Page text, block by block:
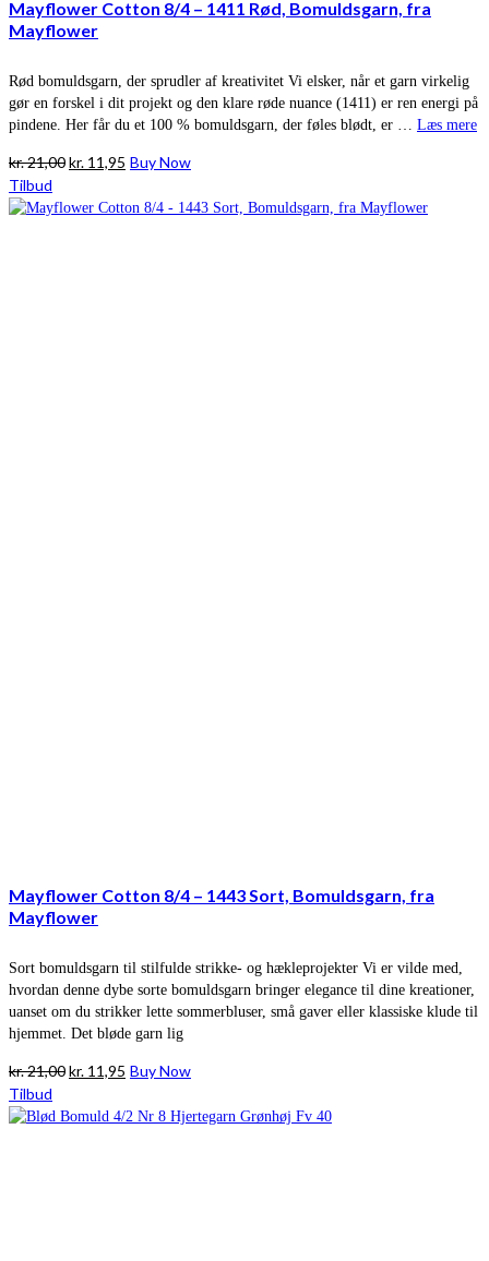
Mayflower Cotton 8/4 – 1411 Rød, Bomuldsgarn, fra
Mayflower
Rød bomuldsgarn, der sprudler af kreativitet Vi elsker, når et garn virkelig
gør en forskel i dit projekt og den klare røde nuance (1411) er ren energi på
pindene. Her får du et 100 % bomuldsgarn, der føles blødt, er … Læs mere
kr.21,00Den
pris
kr. 11,95 Den
pris
Buy Now
Tilbud
Mayflower Cotton 8/4 – 1443 Sort, Bomuldsgarn, fra
Mayflower
Sort bomuldsgarn til stilfulde strikke- og hækleprojekter Vi er vilde med,
hvordan denne dybe sorte bomuldsgarn bringer elegance til dine kreationer,
uanset om du strikker lette sommerbluser, små gaver eller klassiske klude til
hjemmet. Det bløde garn lig
kr.21,00Den
pris
kr. 11,95 Den
pris
Buy Now
Tilbud